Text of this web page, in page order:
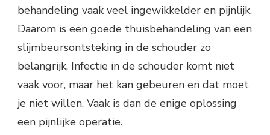
behandeling vaak veel ingewikkelder en pijnlijk.
Daarom is een goede thuisbehandeling van een
slijmbeursontsteking in de schouder zo
belangrijk. Infectie in de schouder komt niet
vaak voor, maar het kan gebeuren en dat moet
je niet willen. Vaak is dan de enige oplossing
een pijnlijke operatie.